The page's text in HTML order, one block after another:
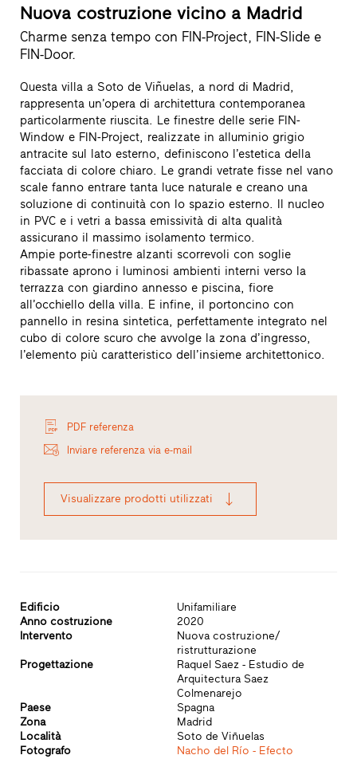
Nuova costruzione vicino a Madrid
Charme senza tempo con FIN-Project, FIN-Slide e
FIN-Door.
Questa villa a Soto de Viñuelas, a nord di Madrid,
rappresenta un’opera di architettura contemporanea
particolarmente riuscita. Le finestre delle serie FIN-
Window e FIN-Project, realizzate in alluminio grigio
antracite sul lato esterno, definiscono l’estetica della
facciata di colore chiaro. Le grandi vetrate fisse nel vano
scale fanno entrare tanta luce naturale e creano una
soluzione di continuità con lo spazio esterno. Il nucleo
in PVC e i vetri a bassa emissività di alta qualità
assicurano il massimo isolamento termico.
Ampie porte-finestre alzanti scorrevoli con soglie
ribassate aprono i luminosi ambienti interni verso la
terrazza con giardino annesso e piscina, fiore
all’occhiello della villa. E infine, il portoncino con
pannello in resina sintetica, perfettamente integrato nel
cubo di colore scuro che avvolge la zona d’ingresso,
l’elemento più caratteristico dell’insieme architettonico.
PDF referenza
Inviare referenza via e-mail
Visualizzare prodotti utilizzati
Edificio
Unifamiliare
Anno costruzione
2020
Intervento
Nuova costruzione/
ristrutturazione
Progettazione
Raquel Saez - Estudio de
Arquitectura Saez
Colmenarejo
Paese
Spagna
Zona
Madrid
Località
Soto de Viñuelas
Fotografo
Nacho del Río - Efecto